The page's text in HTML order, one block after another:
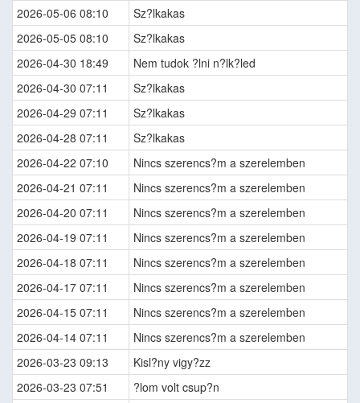
2026-05-06 08:10
Sz?lkakas
2026-05-05 08:10
Sz?lkakas
2026-04-30 18:49
Nem tudok ?lni n?lk?led
2026-04-30 07:11
Sz?lkakas
2026-04-29 07:11
Sz?lkakas
2026-04-28 07:11
Sz?lkakas
2026-04-22 07:10
Nincs szerencs?m a szerelemben
2026-04-21 07:11
Nincs szerencs?m a szerelemben
2026-04-20 07:11
Nincs szerencs?m a szerelemben
2026-04-19 07:11
Nincs szerencs?m a szerelemben
2026-04-18 07:11
Nincs szerencs?m a szerelemben
2026-04-17 07:11
Nincs szerencs?m a szerelemben
2026-04-15 07:11
Nincs szerencs?m a szerelemben
2026-04-14 07:11
Nincs szerencs?m a szerelemben
2026-03-23 09:13
Kisl?ny vigy?zz
2026-03-23 07:51
?lom volt csup?n